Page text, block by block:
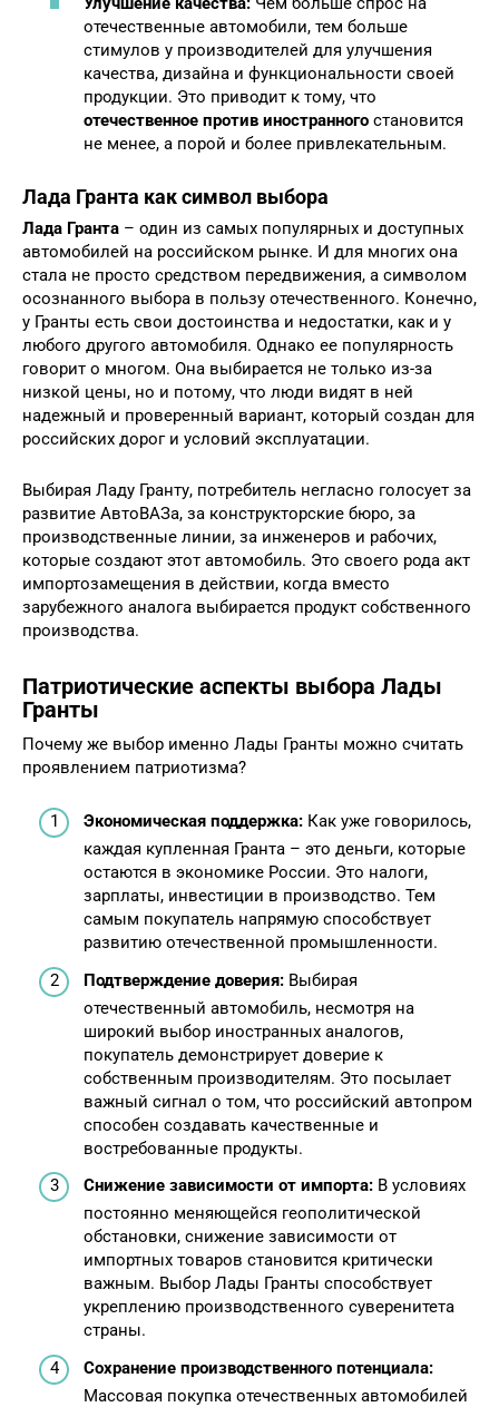
отечественные автомобили, тем больше
стимулов у производителей для улучшения
качества, дизайна и функциональности своей
продукции. Это приводит к тому, что
отечественное против иностранного становится
не менее, а порой и более привлекательным.
Лада Гранта как символ выбора
Лада Гранта – один из самых популярных и доступных
автомобилей на российском рынке. И для многих она
стала не просто средством передвижения, а символом
осознанного выбора в пользу отечественного. Конечно,
у Гранты есть свои достоинства и недостатки, как и у
любого другого автомобиля. Однако ее популярность
говорит о многом. Она выбирается не только из-за
низкой цены, но и потому, что люди видят в ней
надежный и проверенный вариант, который создан для
российских дорог и условий эксплуатации.
Выбирая Ладу Гранту, потребитель негласно голосует за
развитие АвтоВАЗа, за конструкторские бюро, за
производственные линии, за инженеров и рабочих,
которые создают этот автомобиль. Это своего рода акт
импортозамещения в действии, когда вместо
зарубежного аналога выбирается продукт собственного
производства.
Патриотические аспекты выбора Лады
Гранты
Почему же выбор именно Лады Гранты можно считать
проявлением патриотизма?
Экономическая поддержка: Как уже говорилось,
каждая купленная Гранта – это деньги, которые
остаются в экономике России. Это налоги,
зарплаты, инвестиции в производство. Тем
самым покупатель напрямую способствует
развитию отечественной промышленности.
Подтверждение доверия: Выбирая
отечественный автомобиль, несмотря на
широкий выбор иностранных аналогов,
покупатель демонстрирует доверие к
собственным производителям. Это посылает
важный сигнал о том, что российский автопром
способен создавать качественные и
востребованные продукты.
Снижение зависимости от импорта: В условиях
постоянно меняющейся геополитической
обстановки, снижение зависимости от
импортных товаров становится критически
важным. Выбор Лады Гранты способствует
укреплению производственного суверенитета
страны.
Сохранение производственного потенциала:
Массовая покупка отечественных автомобилей